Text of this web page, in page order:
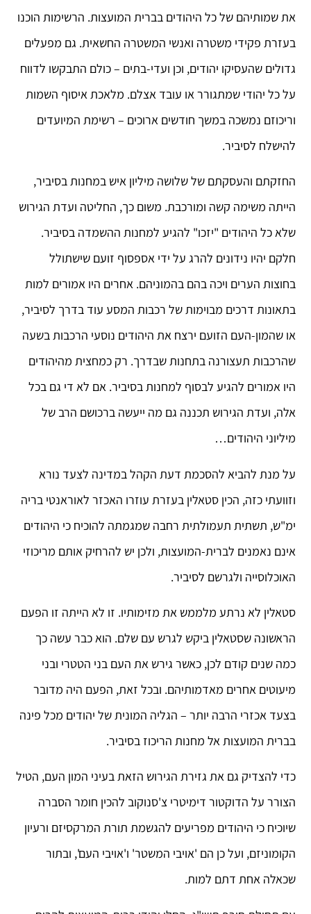
את שמותיהם של כל היהודים בברית המועצות. הרשימות הוכנו
בעזרת פקידי משטרה ואנשי המשטרה החשאית. גם מפעלים
גדולים שהעסיקו יהודים, וכן ועדי-בתים – כולם התבקשו לדווח
על כל יהודי שמתגורר או עובד אצלם. מלאכת איסוף השמות
וריכוזם נמשכה במשך חודשים ארוכים – רשימת המיועדים
להישלח לסיביר.
החזקתם והעסקתם של שלושה מיליון איש במחנות בסיביר,
הייתה משימה קשה ומורכבת. משום כך, החליטה ועדת הגירוש
שלא כל היהודים "יזכו" להגיע למחנות ההשמדה בסיביר.
חלקם יהיו נידונים להרג על ידי אספסוף זועם שישתולל
בחוצות הערים ויכה בהם בהמוניהם. אחרים היו אמורים למות
בתאונות דרכים מבוימות של רכבות המסע עוד בדרך לסיביר,
או שהמון-העם הזועם ירצח את היהודים נוסעי הרכבות בשעה
שהרכבות תעצורנה בתחנות שבדרך. רק כמחצית מהיהודים
היו אמורים להגיע לבסוף למחנות בסיביר. אם לא די גם בכל
אלה, ועדת הגירוש תכננה גם מה ייעשה ברכושם הרב של
מיליוני היהודים…
על מנת להביא להסכמת דעת הקהל במדינה לצעד נורא
וזוועתי כזה, הכין סטאלין בעזרת עוזרו האכזר לאוראנטי בריה
ימ"ש, תשתית תעמולתית רחבה שמגמתה להוכיח כי היהודים
אינם נאמנים לברית-המועצות, ולכן יש להרחיק אותם מריכוזי
האוכלוסייה ולגרשם לסיביר.
סטאלין לא נרתע מלממש את מזימותיו. זו לא הייתה זו הפעם
הראשונה שסטאלין ביקש לגרש עם שלם. הוא כבר עשה כך
כמה שנים קודם לכן, כאשר גירש את העם בני הטטרי ובני
מיעוטים אחרים מאדמותיהם. ובכל זאת, הפעם היה מדובר
בצעד אכזרי הרבה יותר – הגליה המונית של יהודים מכל פינה
בברית המועצות אל מחנות הריכוז בסיביר.
כדי להצדיק גם את גזירת הגירוש הזאת בעיני המון העם, הטיל
הצורר על הדוקטור דימיטרי צ'סנוקוב להכין חומר הסברה
שיוכיח כי היהודים מפריעים להגשמת תורת המרקסיזם ורעיון
הקומוניזם, ועל כן הם 'אויבי המשטר' ו'אויבי העם', ובתור
שכאלה אחת דתם למות.